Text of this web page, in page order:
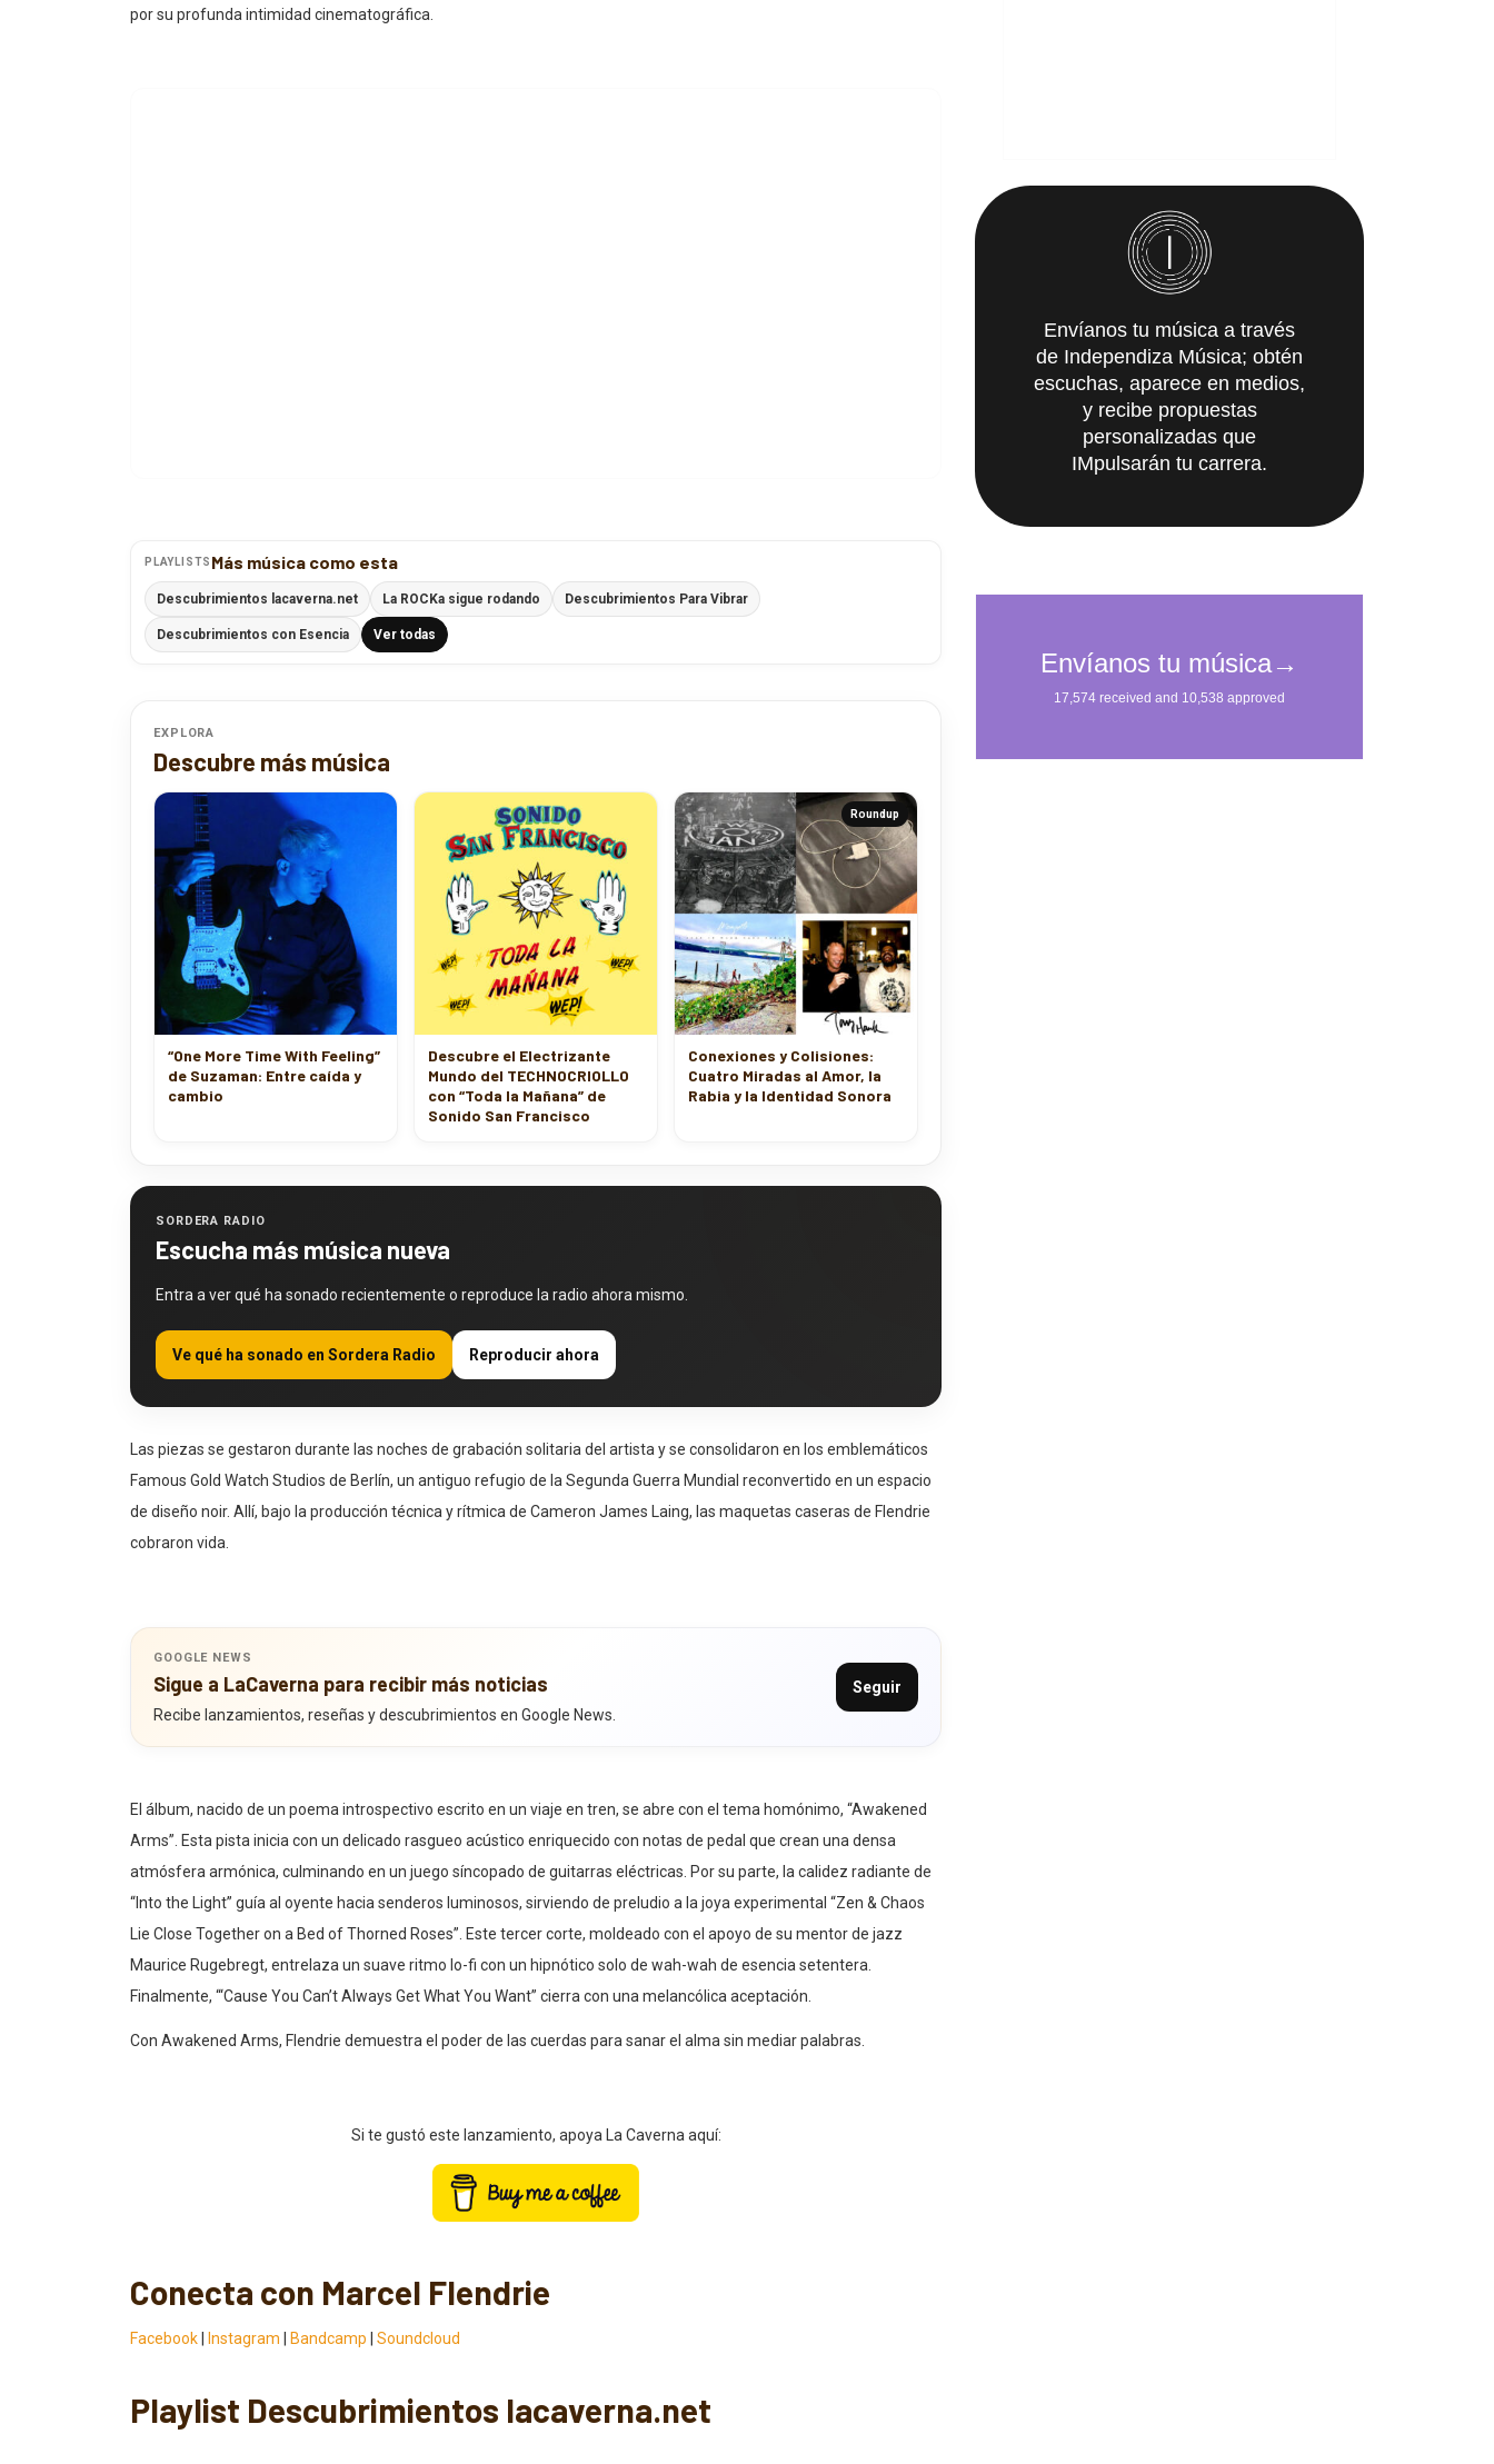
por su profunda intimidad cinematográfica.
PLAYLISTS Más música como esta
Descubrimientos lacaverna.net La ROCKa sigue rodando Descubrimientos Para Vibrar
Descubrimientos con Esencia Ver todas
EXPLORA
Descubre más música
“One More Time With Feeling”
de Suzaman: Entre caída y
cambio
Descubre el Electrizante
Mundo del TECHNOCRIOLLO
con “Toda la Mañana” de
Sonido San Francisco
Roundup
Conexiones y Colisiones:
Cuatro Miradas al Amor, la
Rabia y la Identidad Sonora
SORDERA RADIO
Escucha más música nueva
Entra a ver qué ha sonado recientemente o reproduce la radio ahora mismo.
Ve qué ha sonado en Sordera Radio Reproducir ahora
Las piezas se gestaron durante las noches de grabación solitaria del artista y se consolidaron en los emblemáticos
Famous Gold Watch Studios de Berlín, un antiguo refugio de la Segunda Guerra Mundial reconvertido en un espacio
de diseño noir. Allí, bajo la producción técnica y rítmica de Cameron James Laing, las maquetas caseras de Flendrie
cobraron vida.
GOOGLE NEWS
Sigue a LaCaverna para recibir más noticias
Recibe lanzamientos, reseñas y descubrimientos en Google News.
Seguir
El álbum, nacido de un poema introspectivo escrito en un viaje en tren, se abre con el tema homónimo, “Awakened
Arms”. Esta pista inicia con un delicado rasgueo acústico enriquecido con notas de pedal que crean una densa
atmósfera armónica, culminando en un juego síncopado de guitarras eléctricas. Por su parte, la calidez radiante de
“Into the Light” guía al oyente hacia senderos luminosos, sirviendo de preludio a la joya experimental “Zen & Chaos
Lie Close Together on a Bed of Thorned Roses”. Este tercer corte, moldeado con el apoyo de su mentor de jazz
Maurice Rugebregt, entrelaza un suave ritmo lo-fi con un hipnótico solo de wah-wah de esencia setentera.
Finalmente, “‘Cause You Can’t Always Get What You Want” cierra con una melancólica aceptación.
Con Awakened Arms, Flendrie demuestra el poder de las cuerdas para sanar el alma sin mediar palabras.
Si te gustó este lanzamiento, apoya La Caverna aquí:
Conecta con Marcel Flendrie
Facebook Instagram Bandcamp Soundcloud
Playlist Descubrimientos lacaverna.net
Envíanos tu música a través
de Independiza Música; obtén
escuchas, aparece en medios,
y recibe propuestas
personalizadas que
IMpulsarán tu carrera.